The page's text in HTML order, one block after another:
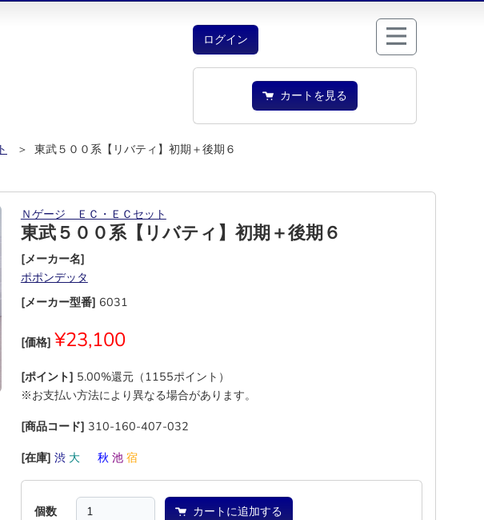
ログイン
カートを見る
＞ 東武５００系【リバティ】初期＋後期６
Ｎゲージ ＥＣ・ＥＣセット
東武５００系【リバティ】初期＋後期６
[メーカー名]
ポポンデッタ
[メーカー型番] 6031
[価格] ¥23,100
[ポイント] 5.00%還元（1155ポイント）
※お支払い方法により異なる場合があります。
[商品コード] 310-160-407-032
[在庫] 渋 大 秋 池 宿
個数 カートに追加する